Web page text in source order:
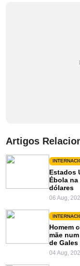
Artigos
Estados
Ébola
dólares
06 Aug,
Homem
mãe
de Gales
04 Aug,